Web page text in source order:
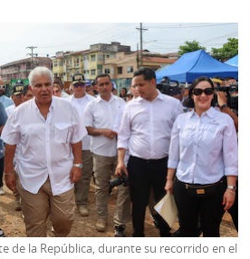
de la República, durante su recorrido en el